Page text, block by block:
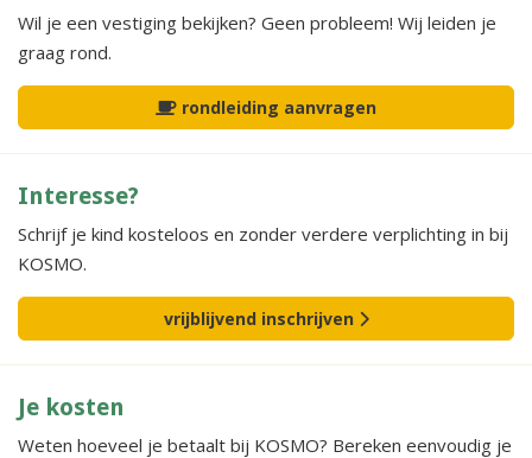
Wil je een vestiging bekijken? Geen probleem! Wij leiden je
graag rond.
rondleiding aanvragen
Interesse?
Schrijf je kind kosteloos en zonder verdere verplichting in bij
KOSMO.
vrijblijvend inschrijven
Je kosten
Weten hoeveel je betaalt bij KOSMO? Bereken eenvoudig je